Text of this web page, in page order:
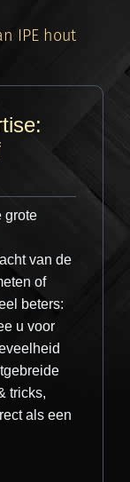
bent u
materiaal
voor wat
IPE hout
grote
van de
of
beters:
u voor
tricks,
als een